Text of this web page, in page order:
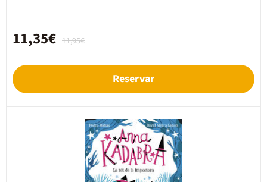
11,95€
11,35€
Reservar